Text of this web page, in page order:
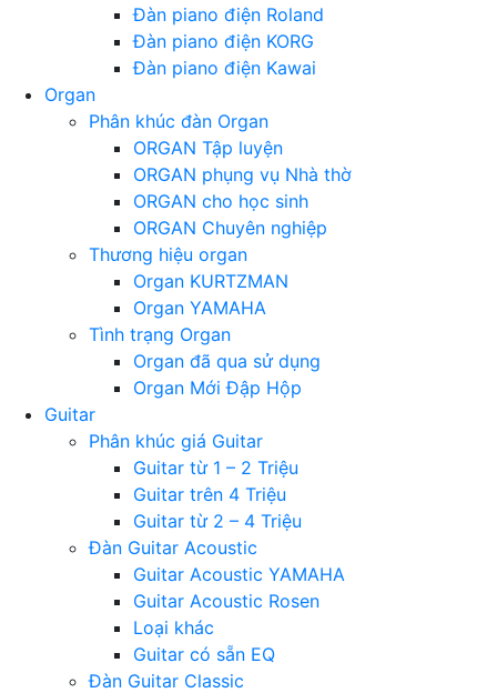
Đàn piano điện Roland
Đàn piano điện KORG
Đàn piano điện Kawai
Organ
Phân khúc đàn Organ
ORGAN Tập luyện
ORGAN phụng vụ Nhà thờ
ORGAN cho học sinh
ORGAN Chuyên nghiệp
Thương hiệu organ
Organ KURTZMAN
Organ YAMAHA
Tình trạng Organ
Organ đã qua sử dụng
Organ Mới Đập Hộp
Guitar
Phân khúc giá Guitar
Guitar từ 1 – 2 Triệu
Guitar trên 4 Triệu
Guitar từ 2 – 4 Triệu
Đàn Guitar Acoustic
Guitar Acoustic YAMAHA
Guitar Acoustic Rosen
Loại khác
Guitar có sẵn EQ
Đàn Guitar Classic